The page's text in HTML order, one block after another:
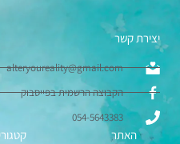
יצירת קשר
alteryoureality@gmail.com
הקבוצה הרשמית בפייסבוק
054-5643383
האתר